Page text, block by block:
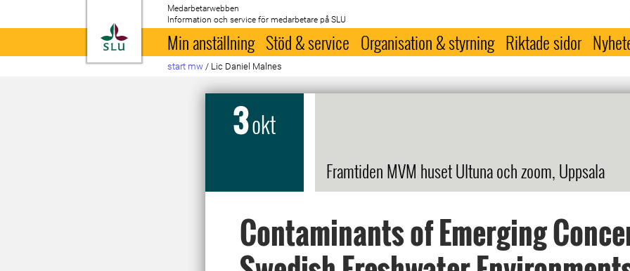
Till startsida
Medarbetarwebben
Information och service för medarbetare på SLU
Min anställning Stöd & service Organisation & styrning Riktade sidor
start mw / Lic Daniel Malnes
3okt
Framtiden MVM huset Ultuna och zoom, Uppsala
Contaminants of Emerging